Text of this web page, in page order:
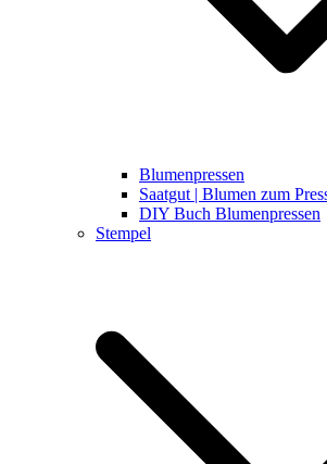
Blumenpressen
Saatgut | Blumen zum
DIY Buch Blumenpressen
Stempel